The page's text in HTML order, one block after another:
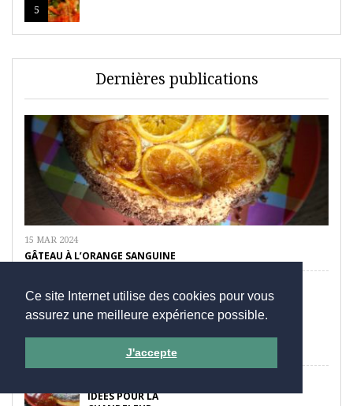
Ce site Internet utilise des cookies pour vous
assurez une meilleure expérience possible.
J'accepte
5
Dernières publications
15 MAR 2024
GÂTEAU À L’ORANGE SANGUINE
IDÉES POUR LA